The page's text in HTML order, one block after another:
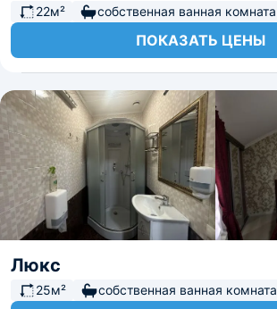
22м²
собственная ванная комната
ПОКАЗАТЬ ЦЕНЫ
Люкс
25м² собственная ванная комната